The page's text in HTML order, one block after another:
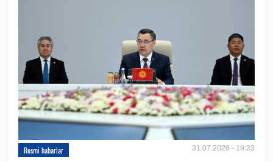
Resmi habarlar 31.07.2026 - 19:23